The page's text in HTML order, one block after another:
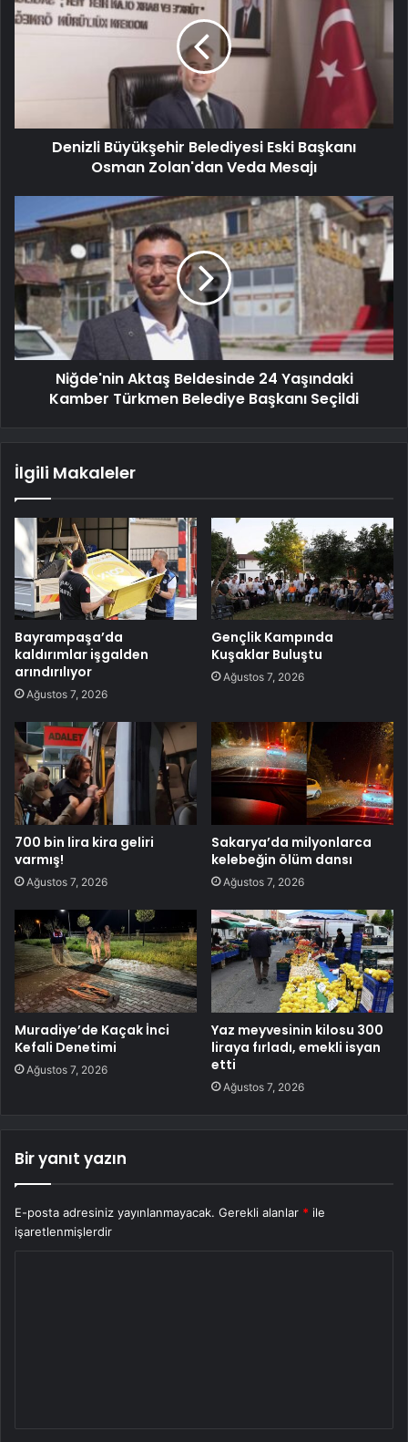
Denizli Büyükşehir Belediyesi Eski Başkanı
Osman Zolan'dan Veda Mesajı
Niğde'nin Aktaş Beldesinde 24 Yaşındaki
Kamber Türkmen Belediye Başkanı Seçildi
İlgili Makaleler
Bayrampaşa’da
kaldırımlar işgalden
arındırılıyor
Ağustos 7, 2026
Gençlik Kampında
Kuşaklar Buluştu
Ağustos 7, 2026
700 bin lira kira geliri
varmış!
Ağustos 7, 2026
Sakarya’da milyonlarca
kelebeğin ölüm dansı
Ağustos 7, 2026
Muradiye’de Kaçak İnci
Kefali Denetimi
Ağustos 7, 2026
Yaz meyvesinin kilosu 300
liraya fırladı, emekli isyan
etti
Ağustos 7, 2026
Bir yanıt yazın
E-posta adresiniz yayınlanmayacak. Gerekli alanlar * ile
işaretlenmişlerdir